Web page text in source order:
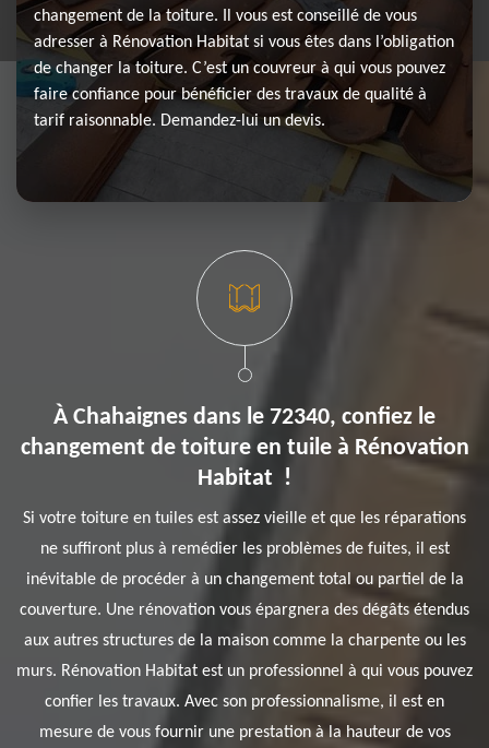
changement de la toiture. Il vous est conseillé de vous
adresser à Rénovation Habitat si vous êtes dans l’obligation
de changer la toiture. C’est un couvreur à qui vous pouvez
faire confiance pour bénéficier des travaux de qualité à
tarif raisonnable. Demandez-lui un devis.
À Chahaignes dans le 72340, confiez le
changement de toiture en tuile à Rénovation
Habitat !
Si votre toiture en tuiles est assez vieille et que les réparations
ne suffiront plus à remédier les problèmes de fuites, il est
inévitable de procéder à un changement total ou partiel de la
couverture. Une rénovation vous épargnera des dégâts étendus
aux autres structures de la maison comme la charpente ou les
murs. Rénovation Habitat est un professionnel à qui vous pouvez
confier les travaux. Avec son professionnalisme, il est en
mesure de vous fournir une prestation à la hauteur de vos